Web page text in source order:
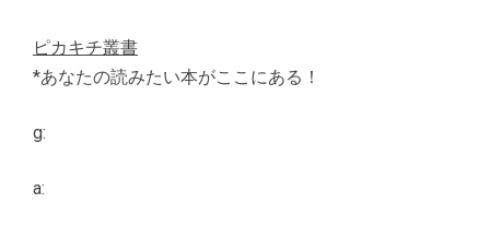
ピカキチ叢書
*あなたの読みたい本がここにある！
g:
a: